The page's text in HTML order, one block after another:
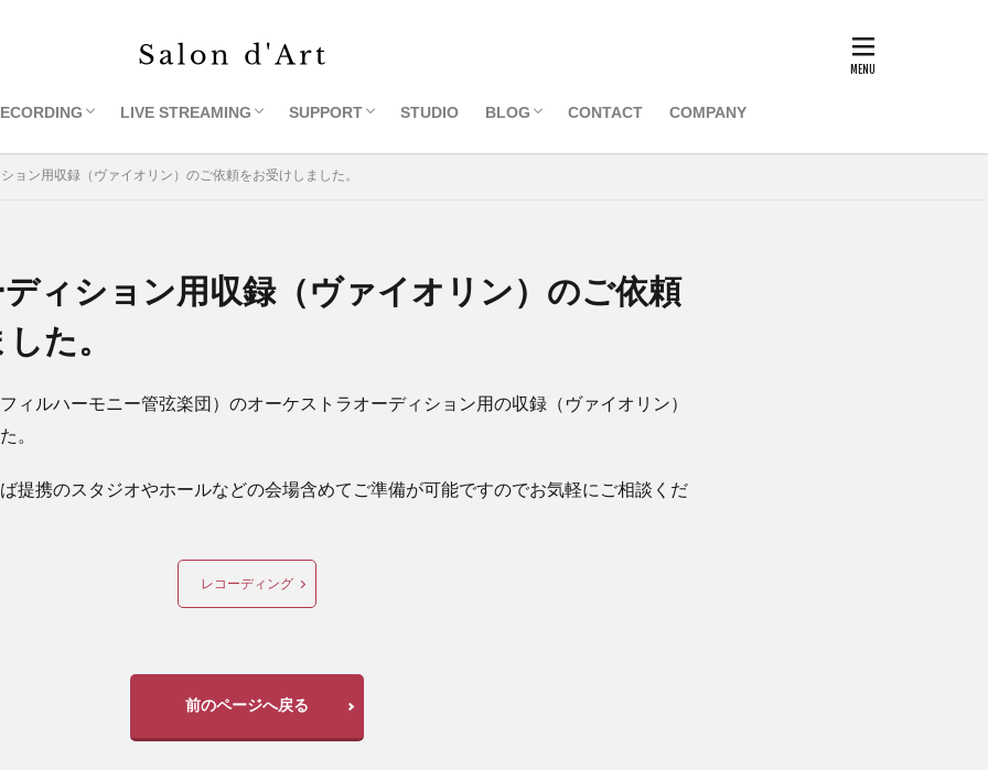
ス予約ページ
コンサート収録
コンクール・オーディション用収録
サンプル
音響・映像機材レンタル
LIVE STREAMING
ライブコンサート一覧
レンディング
コンサートオンデマンド
ライブコンサートご依頼
SUPPORT
1. レンタルアドレス
2. 写真・チラシ・録音・マネジメント
3. ホールご紹介
4.打楽器レンタル
STUDIO BLOG
一般記事
会員記事
CONTACT COMPANY
ョン用収録（ヴァイオリン）のご依頼をお受けしました。
ィション用収録（ヴァイオリン）のご依頼
た。
ィルハーモニー管弦楽団）のオーケストラオーディション用の収録（ヴァイオリン）
。
提携のスタジオやホールなどの会場含めてご準備が可能ですのでお気軽にご相談くだ
レコーディング
前のページへ戻る